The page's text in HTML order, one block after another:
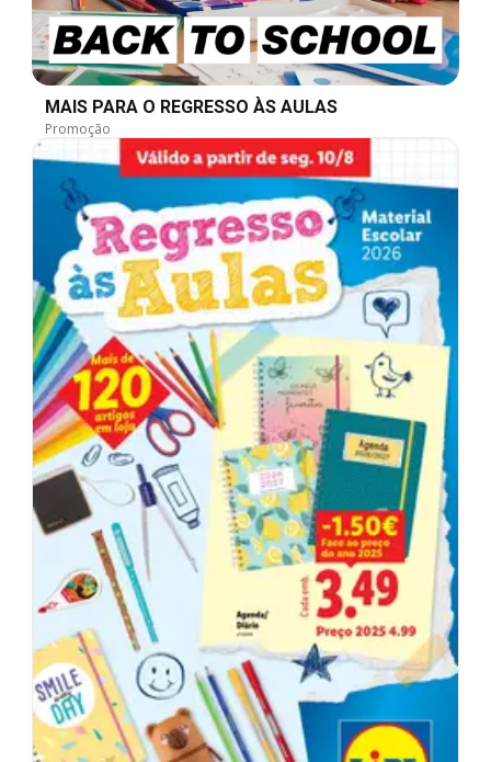
MAIS PARA O REGRESSO ÀS AULAS
Promoção